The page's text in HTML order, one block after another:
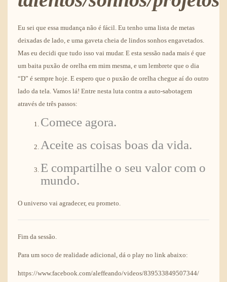
Eu sei que essa mudança não é fácil. Eu tenho uma lista de metas
deixadas de lado, e uma gaveta cheia de lindos sonhos engavetados.
Mas eu decidi que tudo isso vai mudar. E esta sessão nada mais é que
um baita puxão de orelha em mim mesma, e um lembrete que o dia
“D” é sempre hoje. E espero que o puxão de orelha chegue aí do outro
lado da tela. Vamos lá! Entre nesta luta contra a auto-sabotagem
através de três passos:
Comece agora.
Aceite as coisas boas da vida.
E compartilhe o seu valor com o
mundo.
O universo vai agradecer, eu prometo.
Fim da sessão.
Para um soco de realidade adicional, dá o play no link abaixo:
https://www.facebook.com/aleffeando/videos/839533849507344/